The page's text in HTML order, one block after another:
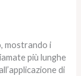
mostrando i
più lunghe
di